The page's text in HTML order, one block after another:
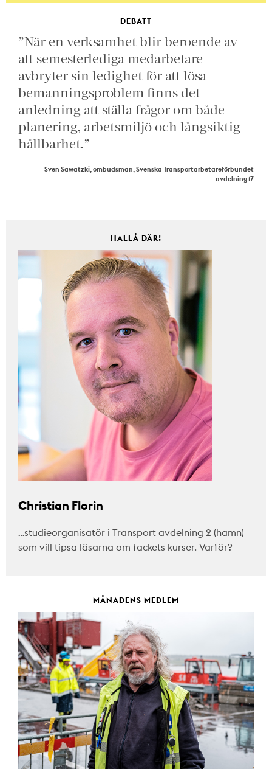
DEBATT
”När en verksamhet blir beroende av
att semesterlediga medarbetare
avbryter sin ledighet för att lösa
bemanningsproblem finns det
anledning att ställa frågor om både
planering, arbetsmiljö och långsiktig
hållbarhet.”
Sven Sawatzki, ombudsman, Svenska Transportarbetareförbundet
avdelning 17
HALLÅ DÄR!
Christian Florin
…studieorganisatör i Transport avdelning 2 (hamn)
som vill tipsa läsarna om fackets kurser. Varför?
MÅNADENS MEDLEM